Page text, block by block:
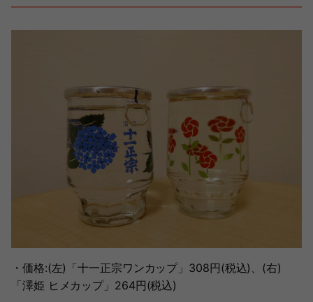
・価格:(左)「十一正宗ワンカップ」308円(税込)、(右)
「澤姫 ヒメカップ」264円(税込)